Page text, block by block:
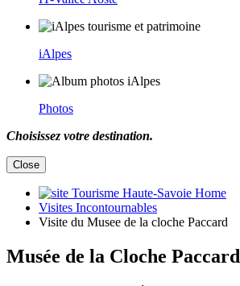
iAlpes
Photos
Choisissez votre destination.
Close
Home
Visites Incontournables
Visite du Musee de la cloche Paccard
Musée de la Cloche Paccard